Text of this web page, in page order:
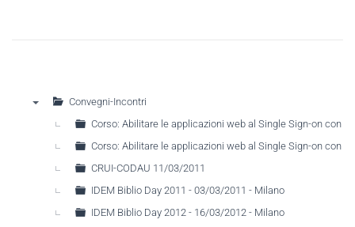
Convegni-Incontri
Corso: Abilitare le applicazioni web al Single Sign-on con
Corso: Abilitare le applicazioni web al Single Sign-on con
CRUI-CODAU 11/03/2011
IDEM Biblio Day 2011 - 03/03/2011 - Milano
IDEM Biblio Day 2012 - 16/03/2012 - Milano